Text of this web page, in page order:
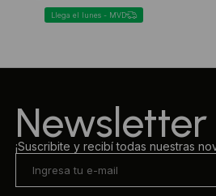
Llega el lunes - MVD
Newsletter
¡Suscribite y recibí todas nuestras